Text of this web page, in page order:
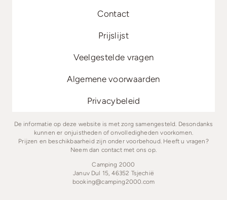
Contact
Prijslijst
Veelgestelde vragen
Algemene voorwaarden
Privacybeleid
De informatie op deze website is met zorg samengesteld. Desondanks
kunnen er onjuistheden of onvolledigheden voorkomen.
Prijzen en beschikbaarheid zijn onder voorbehoud. Heeft u vragen?
Neem dan contact met ons op.
Camping 2000
Januv Dul 15, 46352 Tsjechië
booking@camping2000.com